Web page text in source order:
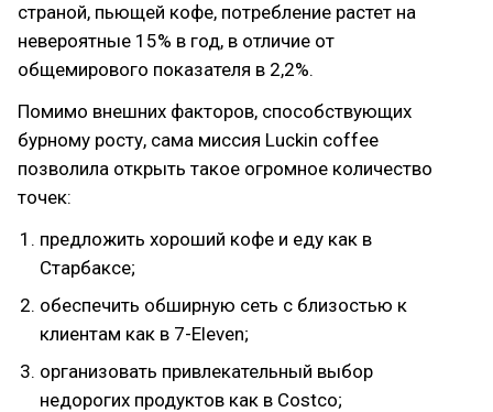
страной, пьющей кофе, потребление растет на
невероятные 15% в год, в отличие от
общемирового показателя в 2,2%.
Помимо внешних факторов, способствующих
бурному росту, сама миссия Luckin coffee
позволила открыть такое огромное количество
точек:
предложить хороший кофе и еду как в
Старбаксе;
обеспечить обширную сеть с близостью к
клиентам как в 7-Eleven;
организовать привлекательный выбор
недорогих продуктов как в Costco;